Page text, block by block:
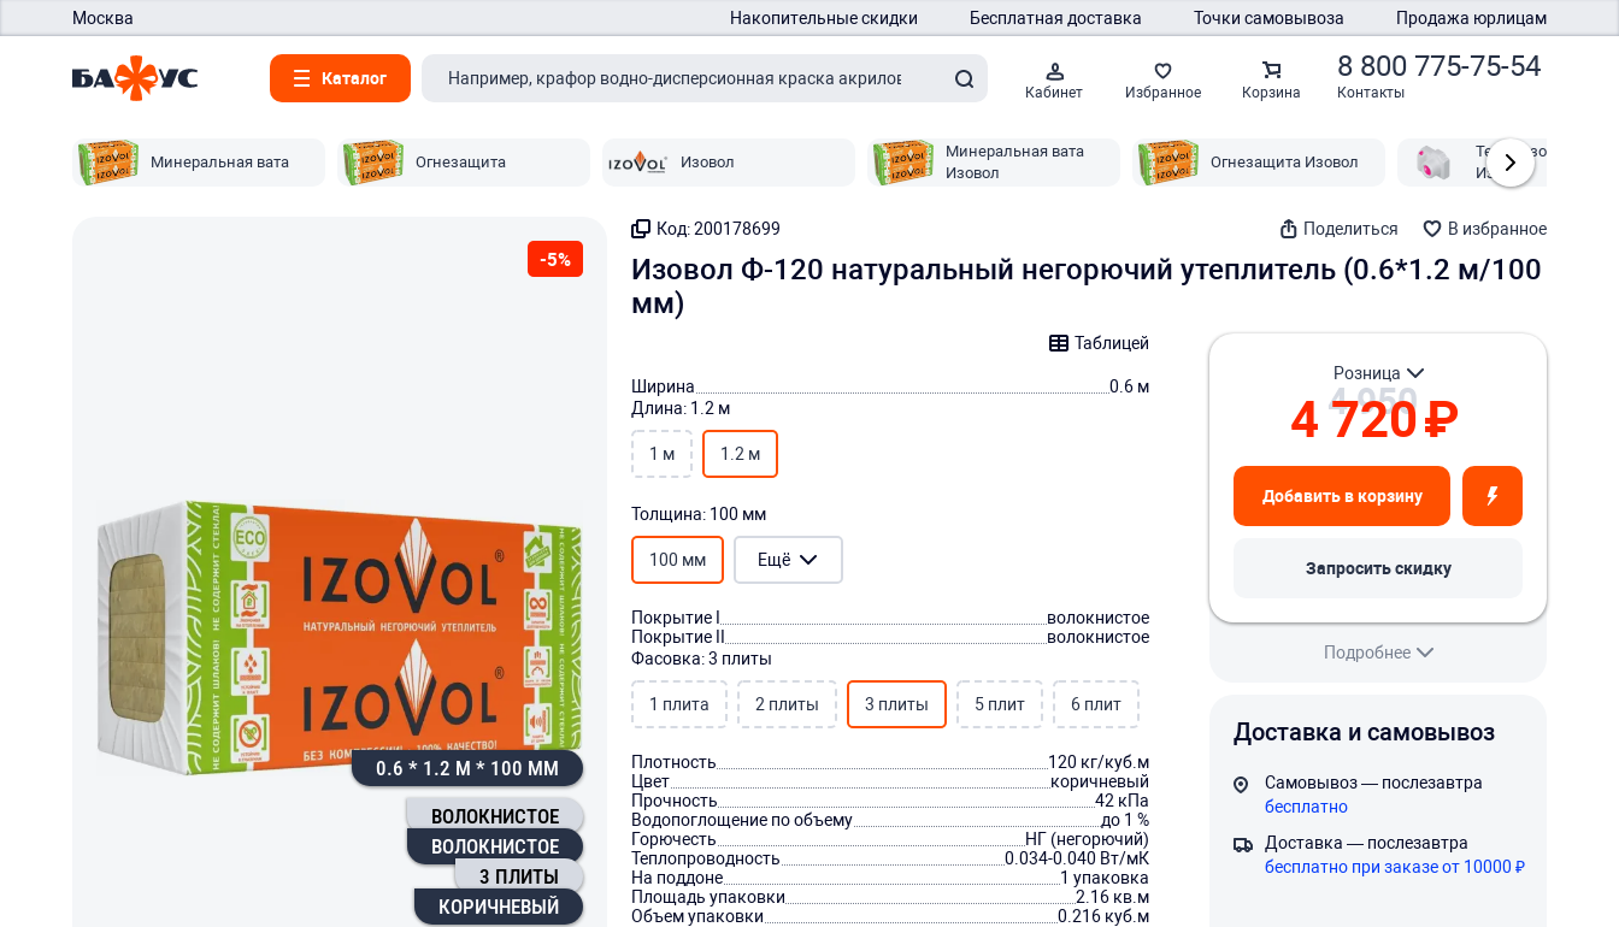
Москва Накопительные скидки Бесплатная доставка Точки самовывоза Продажа юрлицам
Каталог
Кабинет Избранное Корзина
8 800 775-75-54
Контакты
Минеральная вата Огнезащита Изовол
Минеральная вата
Изовол
Огнезащита Изовол
Теплоизоляция
Изовол
0.6 * 1.2 М * 100 ММ
ВОЛОКНИСТОЕ
ВОЛОКНИСТОЕ
3 ПЛИТЫ
КОРИЧНЕВЫЙ
-5%
Код: 200178699 Поделиться В избранное
Изовол Ф-120 натуральный негорючий утеплитель (0.6*1.2 м/100
мм)
Таблицей
Ширина
0.6 м
Длина: 1.2 м
1 м 1.2 м
Толщина: 100 мм
100 мм Ещё
Покрытие I
волокнистое
Покрытие II
волокнистое
Фасовка: 3 плиты
1 плита 2 плиты 3 плиты 5 плит 6 плит
Плотность
120 кг/куб.м
Цвет
коричневый
Прочность
42 кПа
Водопоглощение по объему
до 1 %
Горючесть
НГ (негорючий)
Теплопроводность
0.034-0.040 Вт/мК
На поддоне
1 упаковка
Площадь упаковки
2.16 кв.м
Объем упаковки
0.216 куб.м
розница
4 950
4 720₽
Добавить в корзину
Запросить скидку
Подробнее
Доставка и самовывоз
Самовывоз — послезавтра
бесплатно
Доставка — послезавтра
бесплатно при заказе от 10000 ₽